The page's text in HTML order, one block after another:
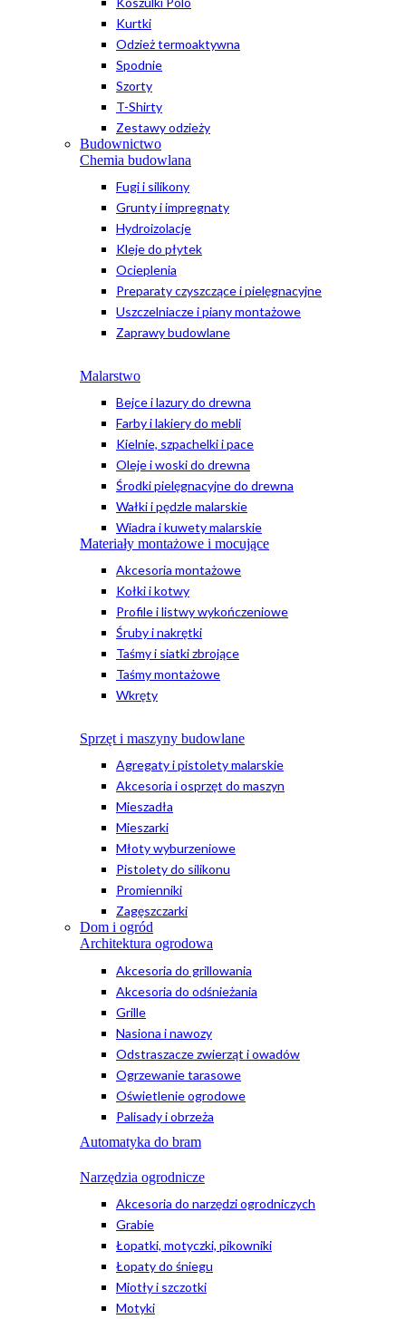
Kurtki
Odzież termoaktywna
Spodnie
Szorty
T-Shirty
Zestawy odzieży
Budownictwo
Chemia budowlana
Fugi i silikony
Grunty i impregnaty
Hydroizolacje
Kleje do płytek
Ocieplenia
Preparaty czyszczące i pielęgnacyjne
Uszczelniacze i piany montażowe
Zaprawy budowlane
Malarstwo
Bejce i lazury do drewna
Farby i lakiery do mebli
Kielnie, szpachelki i pace
Oleje i woski do drewna
Środki pielęgnacyjne do drewna
Wałki i pędzle malarskie
Wiadra i kuwety malarskie
Materiały montażowe i mocujące
Akcesoria montażowe
Kołki i kotwy
Profile i listwy wykończeniowe
Śruby i nakrętki
Taśmy i siatki zbrojące
Taśmy montażowe
Wkręty
Sprzęt i maszyny budowlane
Agregaty i pistolety malarskie
Akcesoria i osprzęt do maszyn
Mieszadła
Mieszarki
Młoty wyburzeniowe
Pistolety do silikonu
Promienniki
Zagęszczarki
Dom i ogród
Architektura ogrodowa
Akcesoria do grillowania
Akcesoria do odśnieżania
Grille
Nasiona i nawozy
Odstraszacze zwierząt i owadów
Ogrzewanie tarasowe
Oświetlenie ogrodowe
Palisady i obrzeża
Automatyka do bram
Narzędzia ogrodnicze
Akcesoria do narzędzi ogrodniczych
Grabie
Łopatki, motyczki, pikowniki
Łopaty do śniegu
Miotły i szczotki
Motyki